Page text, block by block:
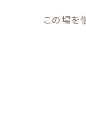
この場を